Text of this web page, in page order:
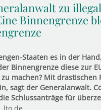
zu
Binnengrenze
Staaten es in der
Binnengrenze diese zur
machen? Mit drastischen
sagt der Generalanwalt.
Schlussanträge für